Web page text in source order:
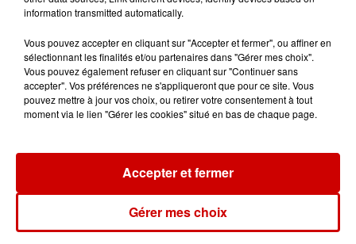
Corrèze : le Musée Jacques
Chirac cambriolé pour la
troisième fois...
10h23
Amel Bent en concert gratuit
Jeux Voir plus
information transmitted automatically.
Vous pouvez accepter en cliquant sur "Accepter et fermer", ou affiner en
sélectionnant les finalités et/ou partenaires dans "Gérer mes choix".
Vous pouvez également refuser en cliquant sur "Continuer sans
accepter". Vos préférences ne s'appliqueront que pour ce site. Vous
pouvez mettre à jour vos choix, ou retirer votre consentement à tout
moment via le lien "Gérer les cookies" situé en bas de chaque page.
Gérer mes choix
Accepter et fermer